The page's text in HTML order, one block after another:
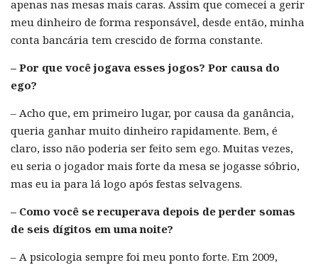
apenas nas mesas mais caras. Assim que comecei a gerir
meu dinheiro de forma responsável, desde então, minha
conta bancária tem crescido de forma constante.
– Por que você jogava esses jogos? Por causa do
ego?
– Acho que, em primeiro lugar, por causa da ganância,
queria ganhar muito dinheiro rapidamente. Bem, é
claro, isso não poderia ser feito sem ego. Muitas vezes,
eu seria o jogador mais forte da mesa se jogasse sóbrio,
mas eu ia para lá logo após festas selvagens.
– Como você se recuperava depois de perder somas
de seis dígitos em uma noite?
– A psicologia sempre foi meu ponto forte. Em 2009,